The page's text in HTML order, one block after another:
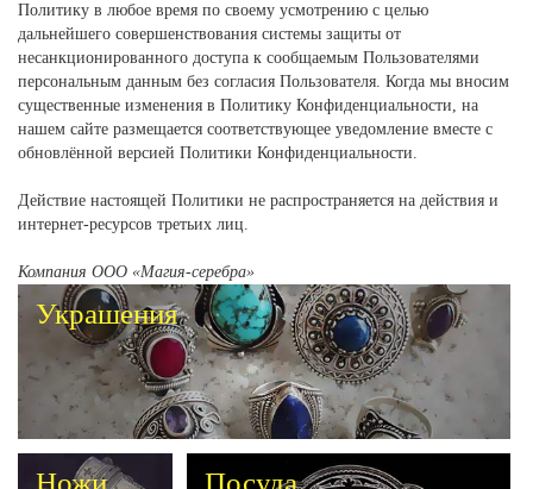
Политику в любое время по своему усмотрению с целью
дальнейшего совершенствования системы защиты от
несанкционированного доступа к сообщаемым Пользователями
персональным данным без согласия Пользователя. Когда мы вносим
существенные изменения в Политику Конфиденциальности, на
нашем сайте размещается соответствующее уведомление вместе с
обновлённой версией Политики Конфиденциальности.
Действие настоящей Политики не распространяется на действия и
интернет-ресурсов третьих лиц.
Компания ООО «Магия-серебра»
Украшения
Ножи Посуда